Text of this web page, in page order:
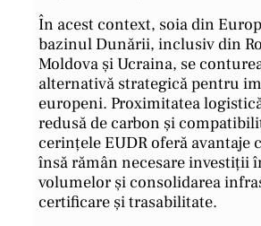
În acest context, soia din
bazinul Dunării, inclusiv din
Moldova și Ucraina, se
alternativă strategică pentru
europeni. Proximitatea
redusă de carbon și
cerințele EUDR oferă avantaje
însă rămân necesare investiții
volumelor și consolidarea
certificare și trasabilitate.